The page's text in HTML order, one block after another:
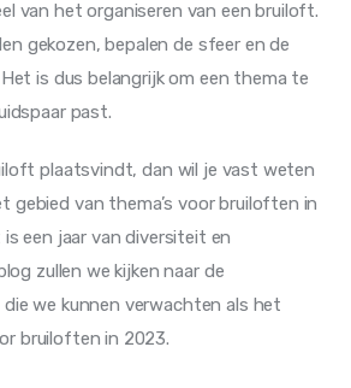
van het organiseren van een bruiloft.
gekozen, bepalen de sfeer en de
is dus belangrijk om een thema te
past.
plaatsvindt, dan wil je vast weten
gebied van thema’s voor bruiloften in
een jaar van diversiteit en
zullen we kijken naar de
we kunnen verwachten als het
bruiloften in 2023.